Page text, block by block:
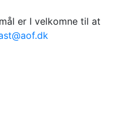
er I velkomne til at